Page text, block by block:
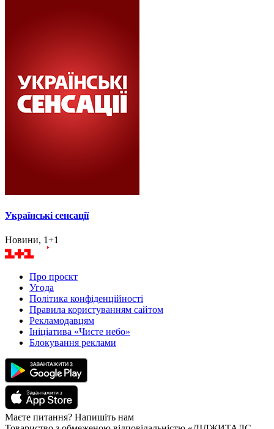
Українські сенсації
Новини, 1+1
Про проєкт
Угода
Політика конфіденційності
Правила користуванням сайтом
Рекламодавцям
Ініціатива «Чисте небо»
Блокування реклами
Маєте питання? Напишіть нам